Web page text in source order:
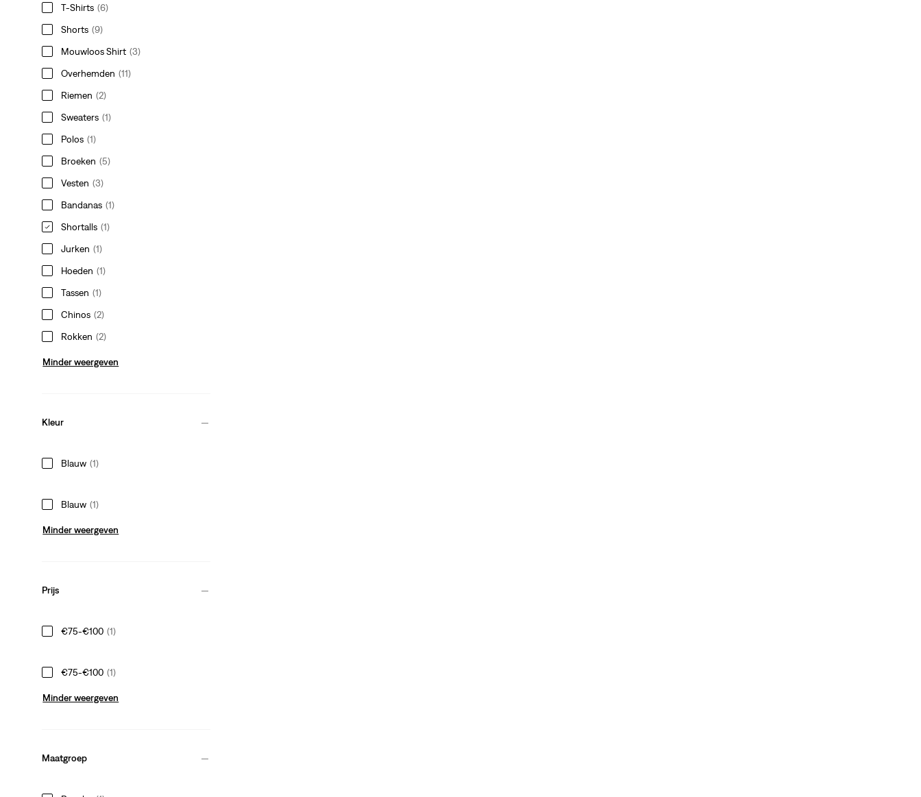
T-Shirts (6)
Shorts (9)
Mouwloos Shirt (3)
Overhemden (11)
Riemen (2)
Sweaters (1)
Polos (1)
Broeken (5)
Vesten (3)
Bandanas (1)
Shortalls (1)
Jurken (1)
Hoeden (1)
Tassen (1)
Chinos (2)
Rokken (2)
Minder weergeven
Kleur
Blauw (1)
Blauw (1)
Minder weergeven
Prijs
€75-€100 (1)
€75-€100 (1)
Minder weergeven
Maatgroep